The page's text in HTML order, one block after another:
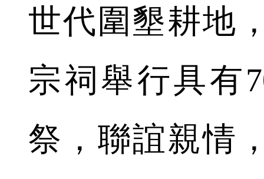
世代圍墾耕地
宗祠舉行具有
祭，聯誼親情